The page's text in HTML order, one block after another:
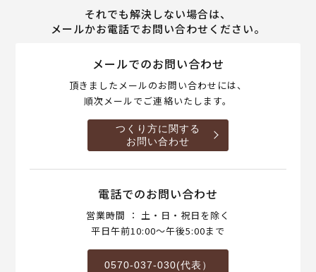
それでも解決しない場合は、
メールかお電話でお問い合わせください。
メールでのお問い合わせ
頂きましたメールのお問い合わせには、
順次メールでご連絡いたします。
つくり方に関する
お問い合わせ
電話でのお問い合わせ
営業時間 ： 土・日・祝日を除く
平日午前10:00～午後5:00まで
0570-037-030(代表）